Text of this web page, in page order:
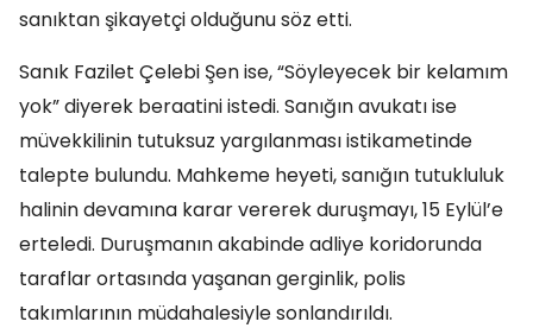
sanıktan şikayetçi olduğunu söz etti.
Sanık Fazilet Çelebi Şen ise, “Söyleyecek bir kelamım
yok” diyerek beraatini istedi. Sanığın avukatı ise
müvekkilinin tutuksuz yargılanması istikametinde
talepte bulundu. Mahkeme heyeti, sanığın tutukluluk
halinin devamına karar vererek duruşmayı, 15 Eylül’e
erteledi. Duruşmanın akabinde adliye koridorunda
taraflar ortasında yaşanan gerginlik, polis
takımlarının müdahalesiyle sonlandırıldı.